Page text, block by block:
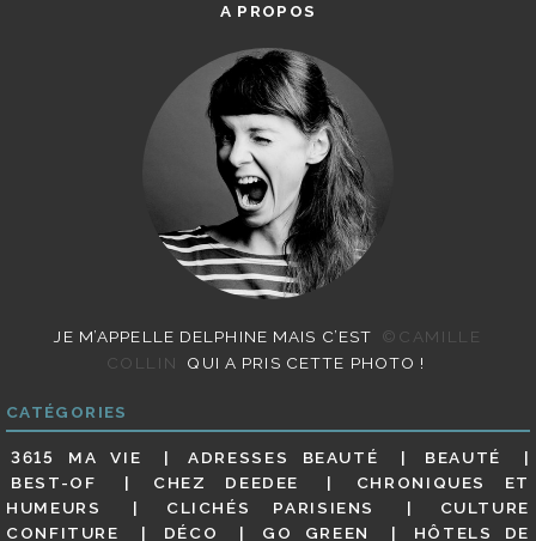
A PROPOS
JE M’APPELLE DELPHINE MAIS C’EST
©CAMILLE
COLLIN
QUI A PRIS CETTE PHOTO !
CATÉGORIES
3615 MA VIE ADRESSES BEAUTÉ
BEAUTÉ
BEST-OF
CHEZ DEEDEE
CHRONIQUES ET
HUMEURS
CLICHÉS PARISIENS
CULTURE
CONFITURE
DÉCO GO GREEN HÔTELS DE